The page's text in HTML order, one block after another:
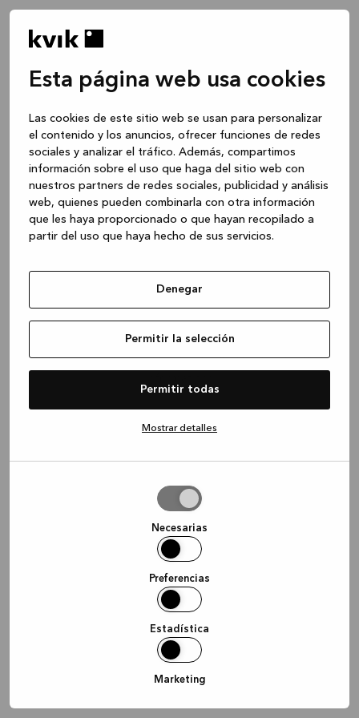
Esta página web usa cookies
Las cookies de este sitio web se usan para personalizar
el contenido y los anuncios, ofrecer funciones de redes
sociales y analizar el tráfico. Además, compartimos
información sobre el uso que haga del sitio web con
nuestros partners de redes sociales, publicidad y análisis
web, quienes pueden combinarla con otra información
que les haya proporcionado o que hayan recopilado a
partir del uso que haya hecho de sus servicios.
Denegar
Permitir la selección
Permitir todas
Mostrar detalles
Necesarias
Preferencias
Estadística
Marketing
Application error: a client-side exception has occurred
loadingwww.kvik.es (see the browser console for more